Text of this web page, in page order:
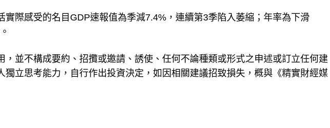
實際感受的名目GDP速報值為季減7.4%，連續第3季陷入萎縮；年率為下滑
，並不構成要約、招攬或邀請、誘使、任何不論種類或形式之申述或訂立任何建
獨立思考能力，自行作出投資決定，如因相關建議招致損失，概與《精實財經媒